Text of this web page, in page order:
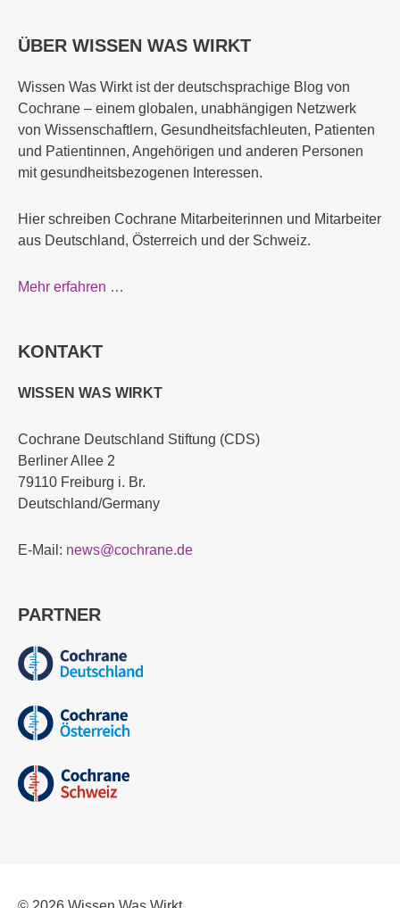
ÜBER WISSEN WAS WIRKT
Wissen Was Wirkt ist der deutschsprachige Blog von
Cochrane – einem globalen, unabhängigen Netzwerk
von Wissenschaftlern, Gesundheitsfachleuten, Patienten
und Patientinnen, Angehörigen und anderen Personen
mit gesundheitsbezogenen Interessen.
Hier schreiben Cochrane Mitarbeiterinnen und Mitarbeiter
aus Deutschland, Österreich und der Schweiz.
Mehr erfahren …
KONTAKT
WISSEN WAS WIRKT
Cochrane Deutschland Stiftung (CDS)
Berliner Allee 2
79110 Freiburg i. Br.
Deutschland/Germany
E-Mail: news@cochrane.de
PARTNER